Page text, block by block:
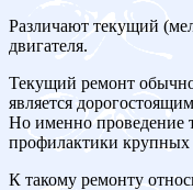
Различают текущий
двигателя.
Текущий ремонт
является
Но именно проведение
профилактики
К такому ремонту